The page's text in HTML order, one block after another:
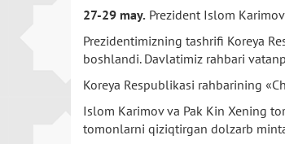
27-29 may. Prezident Islom
Prezidentimizning tashrifi Koreya
boshlandi. Davlatimiz rahbari
Koreya Respublikasi rahbarining
Islom Karimov va Pak Kin Xening
tomonlarni qiziqtirgan dolzarb